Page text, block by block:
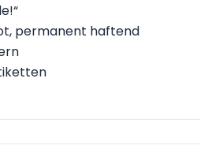
permanent haftend